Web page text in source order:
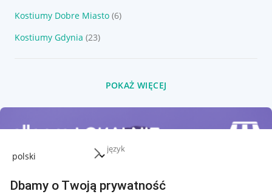
język
Dbamy o Twoją prywatność
Kostiumy Dobre Miasto (6)
Kostiumy Gdynia (23)
POKAŻ WIĘCEJ